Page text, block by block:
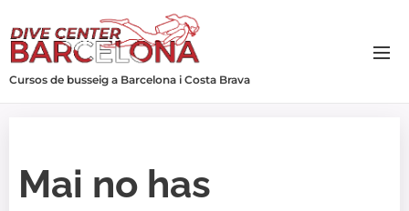
Cursos de busseig a Barcelona i Costa Brava
Mai no has